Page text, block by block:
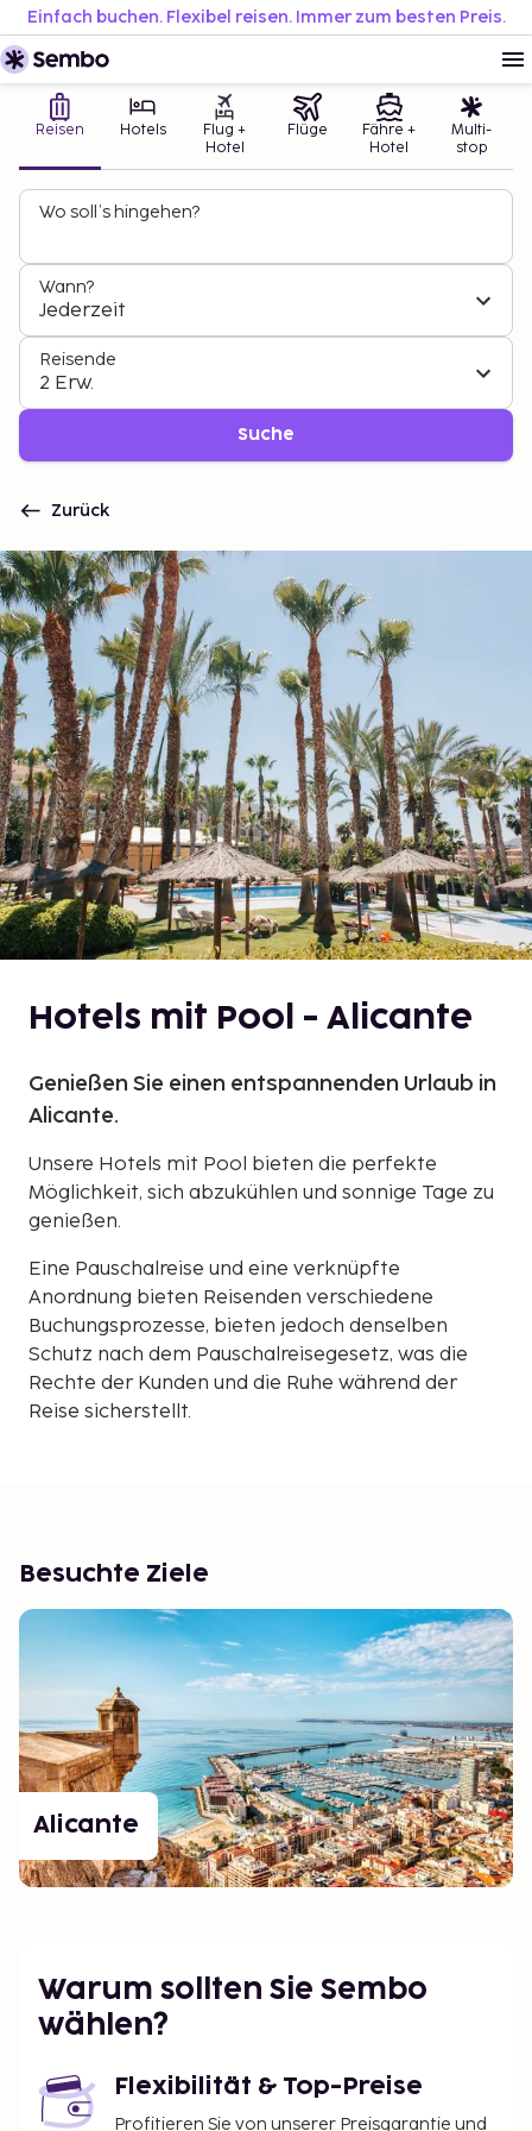
Einfach buchen. Flexibel reisen. Immer zum besten Preis.
Reisen Hotels
Flug +
Hotel
Flüge
Fähre +
Hotel
Multi-
stop
Wo soll’s hingehen?
Wann?
Jederzeit
Reisende
2 Erw.
Suche
Zurück
Hotels mit Pool - Alicante
Genießen Sie einen entspannenden Urlaub in
Alicante.
Unsere Hotels mit Pool bieten die perfekte
Möglichkeit, sich abzukühlen und sonnige Tage zu
genießen.
Eine Pauschalreise und eine verknüpfte
Anordnung bieten Reisenden verschiedene
Buchungsprozesse, bieten jedoch denselben
Schutz nach dem Pauschalreisegesetz, was die
Rechte der Kunden und die Ruhe während der
Reise sicherstellt.
Besuchte Ziele
Alicante
Warum sollten Sie Sembo
wählen?
Flexibilität & Top-Preise
Profitieren Sie von unserer Preisgarantie und